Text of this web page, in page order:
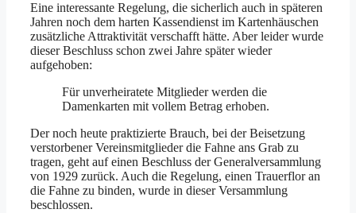
Eine interessante Regelung, die sicherlich auch in späteren
Jahren noch dem harten Kassendienst im Kartenhäuschen
zusätzliche Attraktivität verschafft hätte. Aber leider wurde
dieser Beschluss schon zwei Jahre später wieder
aufgehoben:
Für unverheiratete Mitglieder werden die
Damenkarten mit vollem Betrag erhoben.
Der noch heute praktizierte Brauch, bei der Beisetzung
verstorbener Vereinsmitglieder die Fahne ans Grab zu
tragen, geht auf einen Beschluss der Generalversammlung
von 1929 zurück. Auch die Regelung, einen Trauerflor an
die Fahne zu binden, wurde in dieser Versammlung
beschlossen.